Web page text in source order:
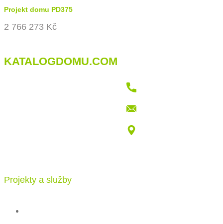
Projekt domu PD375
2 766 273 Kč
KATALOGDOMU.COM
Projekty a služby